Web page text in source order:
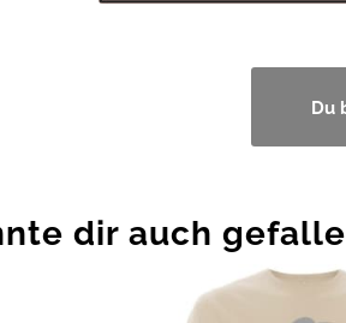
Du
dir auch